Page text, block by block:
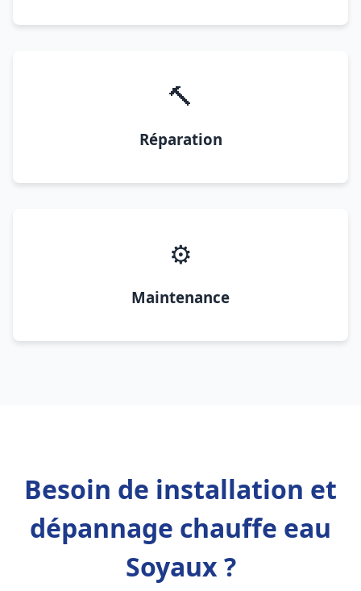
🔨
Réparation
⚙️
Maintenance
Besoin de installation et
dépannage chauffe eau
Soyaux ?